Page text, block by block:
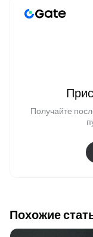
Получайте
Похожие